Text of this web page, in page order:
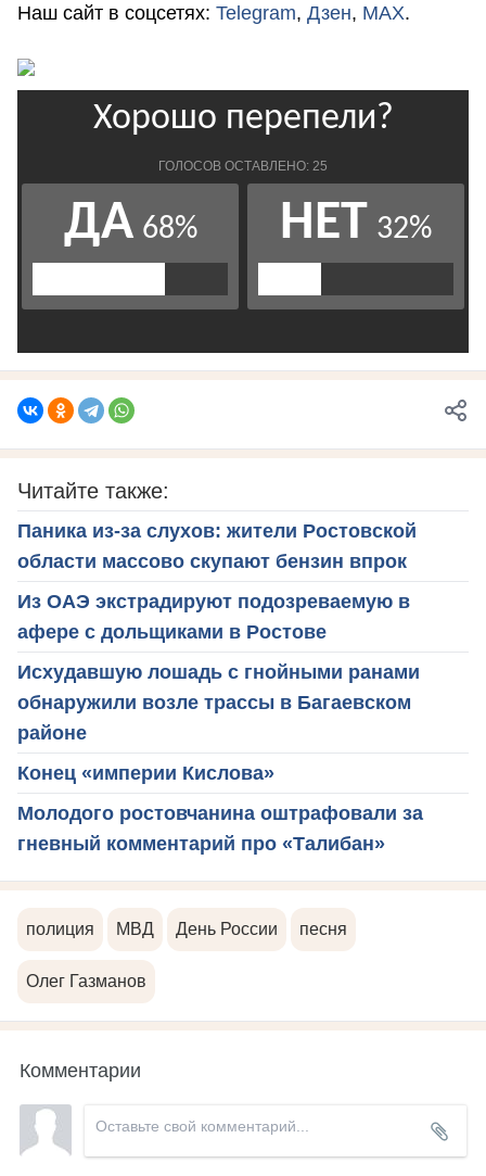
Наш сайт в соцсетях: Telegram, Дзен, MAX.
Читайте также:
Паника из-за слухов: жители Ростовской
области массово скупают бензин впрок
Из ОАЭ экстрадируют подозреваемую в
афере с дольщиками в Ростове
Исхудавшую лошадь с гнойными ранами
обнаружили возле трассы в Багаевском
районе
Конец «империи Кислова»
Молодого ростовчанина оштрафовали за
гневный комментарий про «Талибан»
полиция МВД День России песня
Олег Газманов
Комментарии